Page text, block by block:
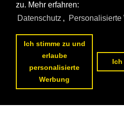
Datenschutzerklärung |
zu. Mehr erfahren:
Datenschutz , Personalisierte
Ich stimme zu und
erlaube
personalisierte
Werbung
Ich